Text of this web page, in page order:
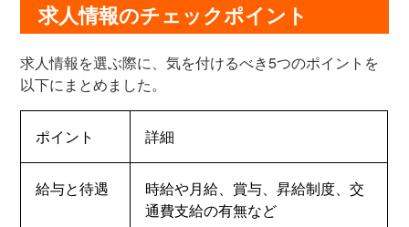
求人情報のチェックポイント
求人情報を選ぶ際に、気を付けるべき5つのポイントを
以下にまとめました。
ポイント 詳細
給与と待遇
時給や月給、賞与、昇給制度、交
通費支給の有無など